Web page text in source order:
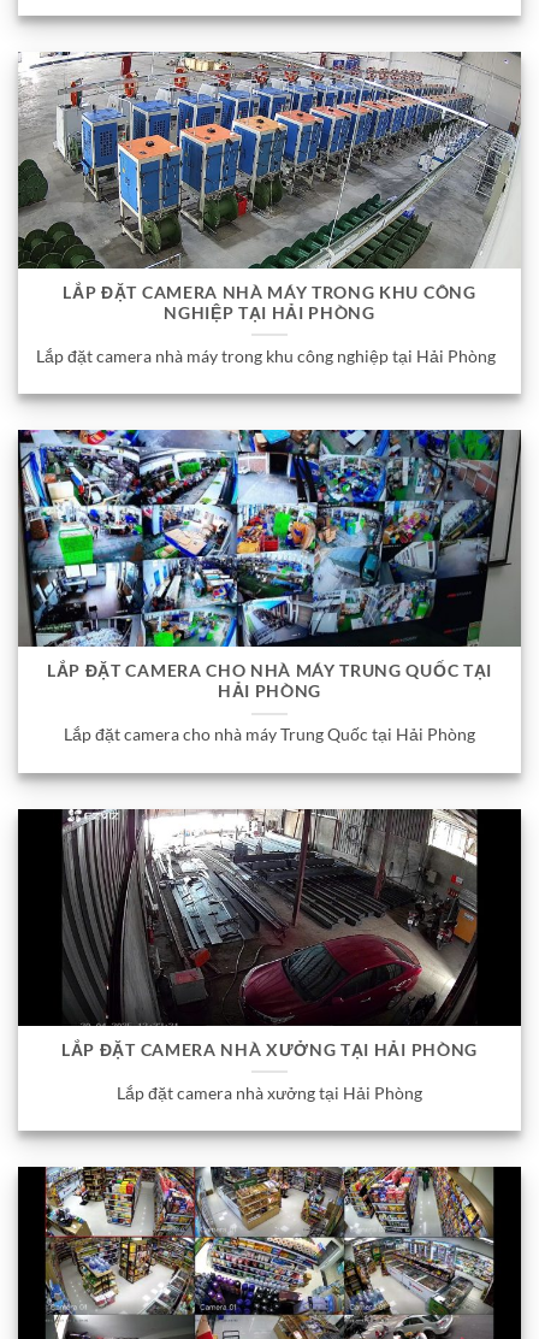
LẮP ĐẶT CAMERA NHÀ MÁY TRONG KHU CÔNG
NGHIỆP TẠI HẢI PHÒNG
Lắp đặt camera nhà máy trong khu công nghiệp tại Hải Phòng
LẮP ĐẶT CAMERA CHO NHÀ MÁY TRUNG QUỐC TẠI
HẢI PHÒNG
Lắp đặt camera cho nhà máy Trung Quốc tại Hải Phòng
LẮP ĐẶT CAMERA NHÀ XƯỞNG TẠI HẢI PHÒNG
Lắp đặt camera nhà xưởng tại Hải Phòng